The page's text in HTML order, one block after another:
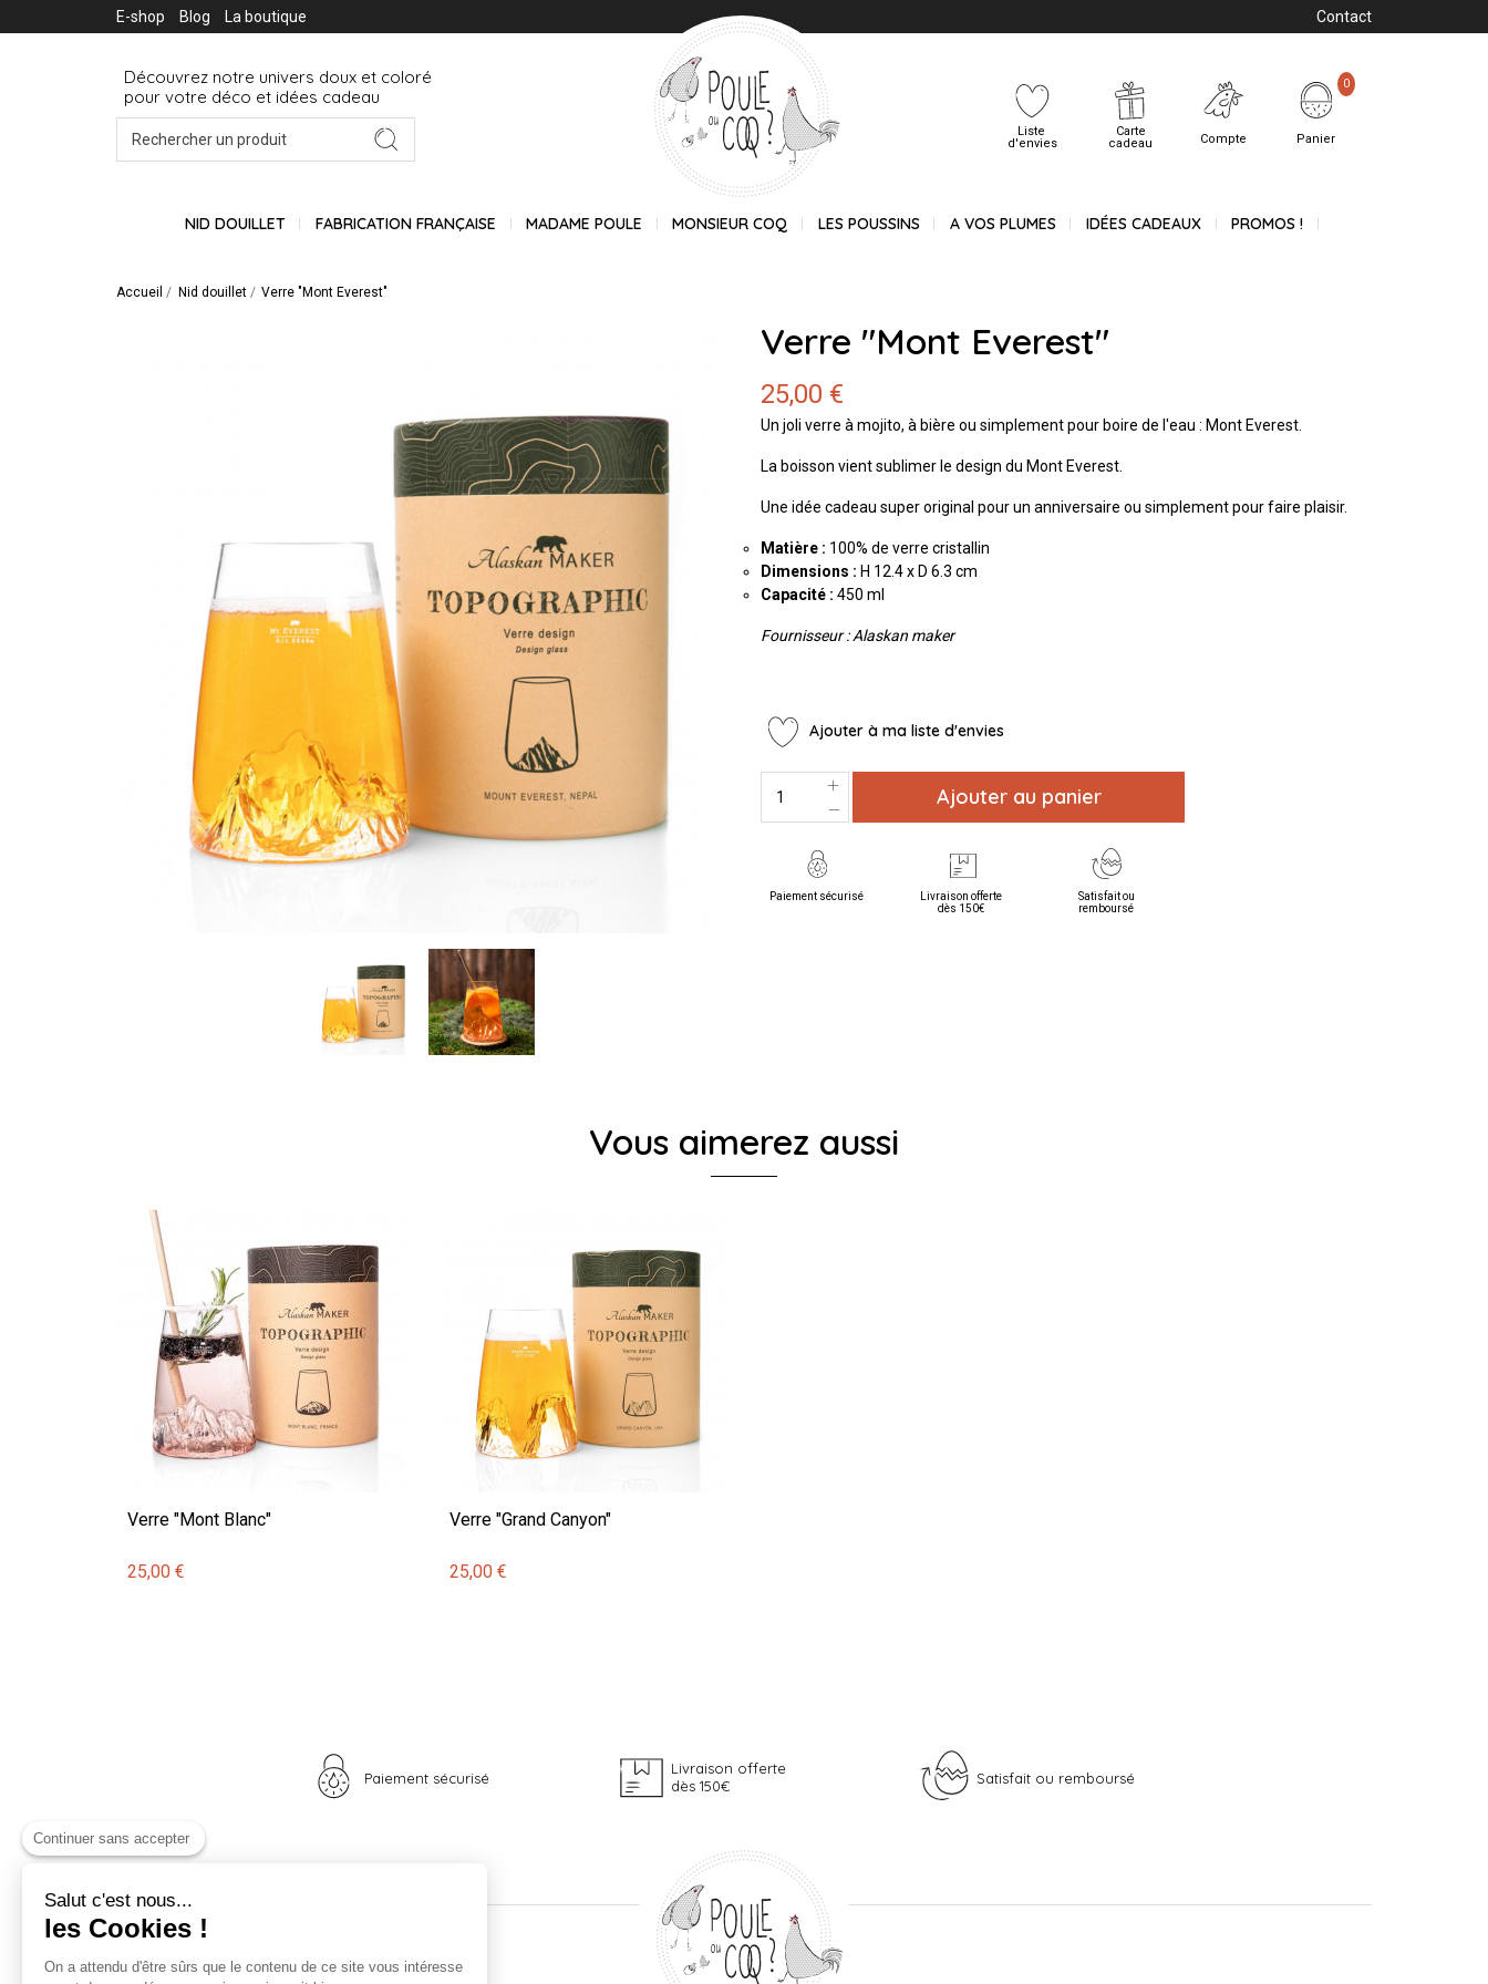
E-shop Blog La boutique Contact
Découvrez notre univers doux et coloré
pour votre déco et idées cadeau
Liste
d'envies
Carte
cadeau
Compte Panier
0
NID DOUILLET FABRICATION FRANÇAISE MADAME POULE MONSIEUR COQ LES POUSSINS A VOS PLUMES IDÉES CADEAUX PROMOS !
Accueil Nid douillet Verre "Mont Everest"
Verre "Mont Everest"
25,00 €
Un joli verre à mojito, à bière ou simplement pour boire de l'eau : Mont Everest.
La boisson vient sublimer le design du Mont Everest.
Une idée cadeau super original pour un anniversaire ou simplement pour faire plaisir.
Matière : 100% de verre cristallin
Dimensions : H 12.4 x D 6.3 cm
Capacité : 450 ml
Fournisseur : Alaskan maker
Ajouter à ma liste d'envies
Ajouter au panier
Paiement sécurisé
Livraison offerte
dès 150€
Satisfait ou
remboursé
Vous aimerez aussi
Verre "Mont Blanc"
25,00 €
Verre "Grand Canyon"
25,00 €
Paiement sécurisé
Livraison offerte
dès 150€
Satisfait ou remboursé
Nos univers Informations
Continuer sans accepter
Salut c'est nous...
les Cookies !
On a attendu d'être sûrs que le contenu de ce site vous intéresse